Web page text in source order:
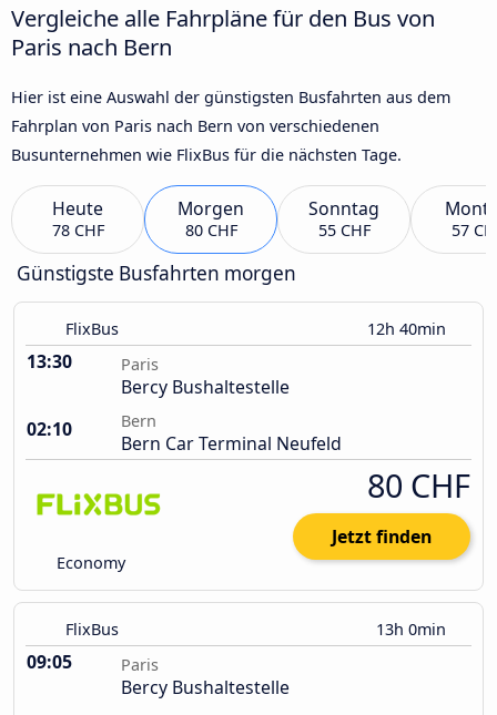
Vergleiche alle Fahrpläne für den Bus von
Paris nach Bern
Hier ist eine Auswahl der günstigsten Busfahrten aus dem
Fahrplan von Paris nach Bern von verschiedenen
Busunternehmen wie FlixBus für die nächsten Tage.
Heute
78 CHF
Morgen
80 CHF
Sonntag
55 CHF 57
Günstigste Busfahrten morgen
FlixBus 12h 40min
13:30 Paris
Bercy Bushaltestelle
02:10
Bern
Bern Car Terminal Neufeld
Economy
80 CHF
Jetzt finden
FlixBus 13h 0min
09:05 Paris
Bercy Bushaltestelle